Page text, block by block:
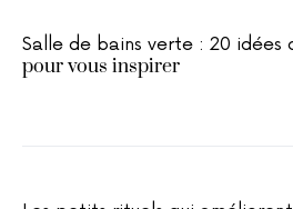
Salle de bains verte : 20 idées
pour vous inspirer